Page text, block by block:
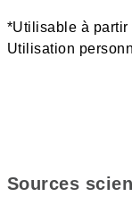
*Utilisable à partir
Utilisation
Sources